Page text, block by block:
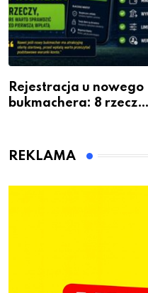
Rejestracja u nowego
bukmachera: 8 rzeczy,
REKLAMA